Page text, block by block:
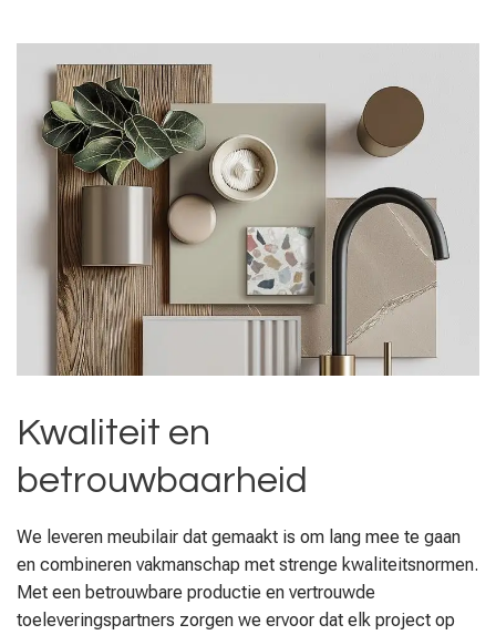
Kwaliteit en
betrouwbaarheid
We leveren meubilair dat gemaakt is om lang mee te gaan
en combineren vakmanschap met strenge kwaliteitsnormen.
Met een betrouwbare productie en vertrouwde
toeleveringspartners zorgen we ervoor dat elk project op